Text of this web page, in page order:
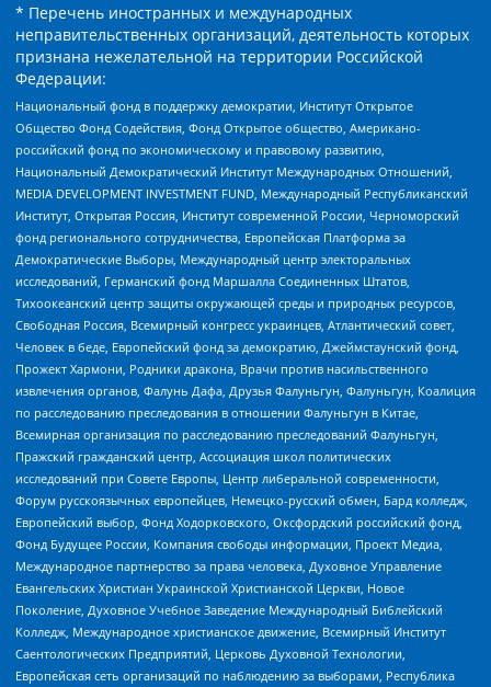
* Перечень иностранных и международных
неправительственных организаций, деятельность которых
признана нежелательной на территории Российской
Федерации:
Национальный фонд в поддержку демократии, Институт Открытое
Общество Фонд Содействия, Фонд Открытое общество, Американо-
российский фонд по экономическому и правовому развитию,
Национальный Демократический Институт Международных Отношений,
MEDIA DEVELOPMENT INVESTMENT FUND, Международный Республиканский
Институт, Открытая Россия, Институт современной России, Черноморский
фонд регионального сотрудничества, Европейская Платформа за
Демократические Выборы, Международный центр электоральных
исследований, Германский фонд Маршалла Соединенных Штатов,
Тихоокеанский центр защиты окружающей среды и природных ресурсов,
Свободная Россия, Всемирный конгресс украинцев, Атлантический совет,
Человек в беде, Европейский фонд за демократию, Джеймстаунский фонд,
Прожект Хармони, Родники дракона, Врачи против насильственного
извлечения органов, Фалунь Дафа, Друзья Фалуньгун, Фалуньгун, Коалиция
по расследованию преследования в отношении Фалуньгун в Китае,
Всемирная организация по расследованию преследований Фалуньгун,
Пражский гражданский центр, Ассоциация школ политических
исследований при Совете Европы, Центр либеральной современности,
Форум русскоязычных европейцев, Немецко-русский обмен, Бард колледж,
Европейский выбор, Фонд Ходорковского, Оксфордский российский фонд,
Фонд Будущее России, Компания свободы информации, Проект Медиа,
Международное партнерство за права человека, Духовное Управление
Евангельских Христиан Украинской Христианской Церкви, Новое
Поколение, Духовное Учебное Заведение Международный Библейский
Колледж, Международное христианское движение, Всемирный Институт
Саентологических Предприятий, Церковь Духовной Технологии,
Европейская сеть организаций по наблюдению за выборами, Республика